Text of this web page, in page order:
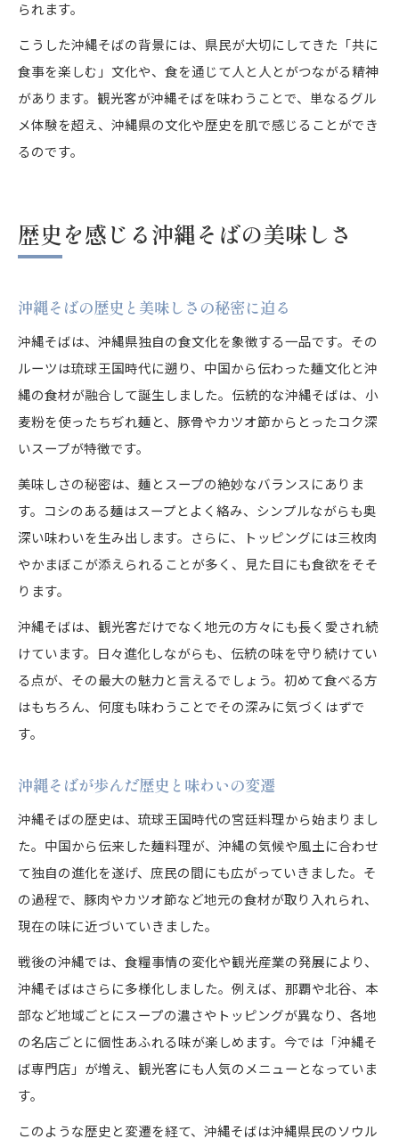
られます。
こうした沖縄そばの背景には、県民が大切にしてきた「共に
食事を楽しむ」文化や、食を通じて人と人とがつながる精神
があります。観光客が沖縄そばを味わうことで、単なるグル
メ体験を超え、沖縄県の文化や歴史を肌で感じることができ
るのです。
歴史を感じる沖縄そばの美味しさ
沖縄そばの歴史と美味しさの秘密に迫る
沖縄そばは、沖縄県独自の食文化を象徴する一品です。その
ルーツは琉球王国時代に遡り、中国から伝わった麺文化と沖
縄の食材が融合して誕生しました。伝統的な沖縄そばは、小
麦粉を使ったちぢれ麺と、豚骨やカツオ節からとったコク深
いスープが特徴です。
美味しさの秘密は、麺とスープの絶妙なバランスにありま
す。コシのある麺はスープとよく絡み、シンプルながらも奥
深い味わいを生み出します。さらに、トッピングには三枚肉
やかまぼこが添えられることが多く、見た目にも食欲をそそ
ります。
沖縄そばは、観光客だけでなく地元の方々にも長く愛され続
けています。日々進化しながらも、伝統の味を守り続けてい
る点が、その最大の魅力と言えるでしょう。初めて食べる方
はもちろん、何度も味わうことでその深みに気づくはずで
す。
沖縄そばが歩んだ歴史と味わいの変遷
沖縄そばの歴史は、琉球王国時代の宮廷料理から始まりまし
た。中国から伝来した麺料理が、沖縄の気候や風土に合わせ
て独自の進化を遂げ、庶民の間にも広がっていきました。そ
の過程で、豚肉やカツオ節など地元の食材が取り入れられ、
現在の味に近づいていきました。
戦後の沖縄では、食糧事情の変化や観光産業の発展により、
沖縄そばはさらに多様化しました。例えば、那覇や北谷、本
部など地域ごとにスープの濃さやトッピングが異なり、各地
の名店ごとに個性あふれる味が楽しめます。今では「沖縄そ
ば専門店」が増え、観光客にも人気のメニューとなっていま
す。
このような歴史と変遷を経て、沖縄そばは沖縄県民のソウル